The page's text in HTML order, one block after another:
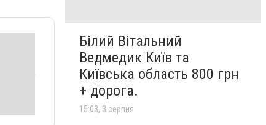
Білий Вітальний
Ведмедик Київ та
Київська область 800 грн
+ дорога.
15:03, 3 серпня